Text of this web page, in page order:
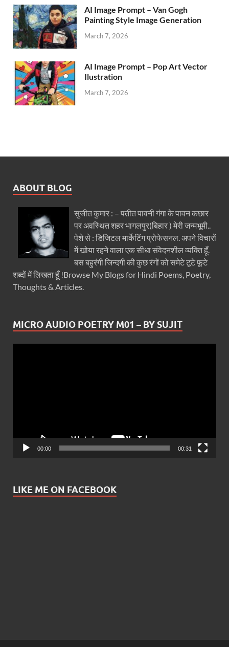
AI Image Prompt – Van Gogh
Painting Style Image Generation
March 7, 2026
AI Image Prompt – Pop Art Vector
Ilustration
March 7, 2026
ABOUT BLOG
सुजीत कुमार : – पतीत पावनी गंगा के पावन कछार
पर अवस्थित शहर भागलपुर(बिहार ) मेरी जन्मभूमी..
पेशे से : डिजिटल मार्केटिंग प्रोफेसनल. अपने विचारों
में खोया रहने वाला एक सीधा संवेदनशील व्यक्ति हूँ.
बस बहुरंगी जिन्दगी की कुछ रंगों को समेटे टूटे फूटे
शब्दों में लिखता हूँ !Browse My Blogs for Hindi Poems, Poetry,
Thoughts & Articles.
MICRO AUDIO POETRY M01 – BY SUJIT
00:00 00:31
LIKE ME ON FACEBOOK